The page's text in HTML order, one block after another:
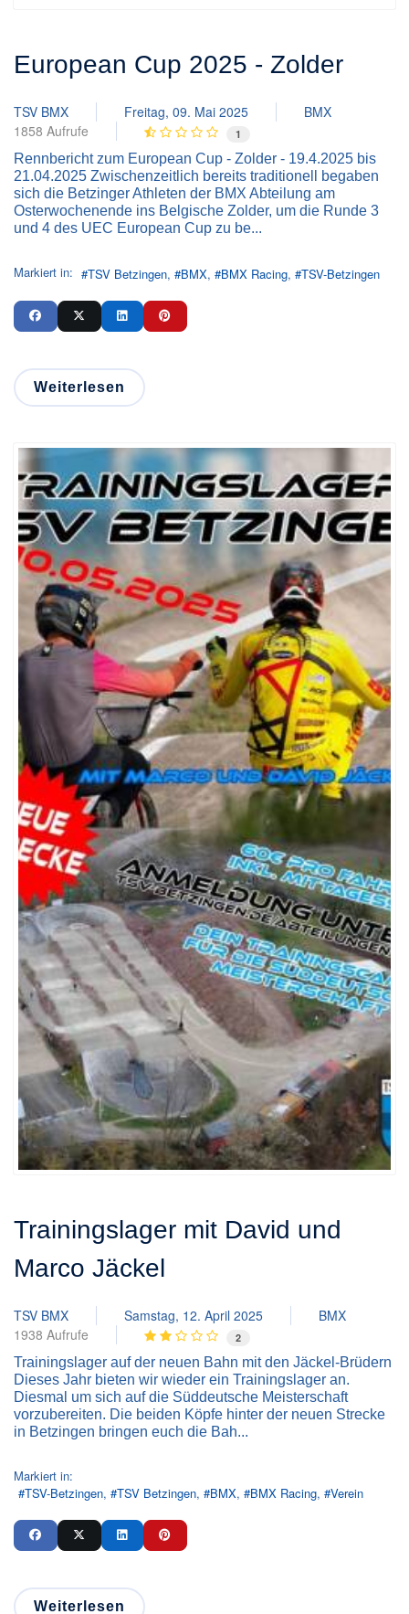
European Cup 2025 - Zolder
TSV BMX Freitag, 09. Mai 2025
BMX
1858 Aufrufe
1
Rennbericht zum European Cup - Zolder - 19.4.2025 bis
21.04.2025 Zwischenzeitlich bereits traditionell begaben
sich die Betzinger Athleten der BMX Abteilung am
Osterwochenende ins Belgische Zolder, um die Runde 3
und 4 des UEC European Cup zu be...
Markiert in: TSV Betzingen BMX BMX Racing TSV-Betzingen
Weiterlesen
Trainingslager mit David und
Marco Jäckel
TSV BMX Samstag, 12. April 2025
BMX
1938 Aufrufe
2
Trainingslager auf der neuen Bahn mit den Jäckel-Brüdern
Dieses Jahr bieten wir wieder ein Trainingslager an.
Diesmal um sich auf die Süddeutsche Meisterschaft
vorzubereiten. Die beiden Köpfe hinter der neuen Strecke
in Betzingen bringen euch die Bah...
Markiert in:
TSV-Betzingen
TSV Betzingen BMX BMX Racing Verein
Weiterlesen